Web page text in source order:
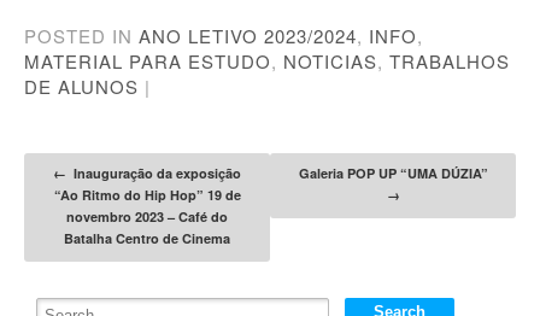
POSTED IN ANO LETIVO 2023/2024, INFO,
MATERIAL PARA ESTUDO, NOTICIAS, TRABALHOS
DE ALUNOS |
Post navigation
← Inauguração da exposição
“Ao Ritmo do Hip Hop” 19 de
novembro 2023 – Café do
Batalha Centro de Cinema
Galeria POP UP “UMA DÚZIA”
→